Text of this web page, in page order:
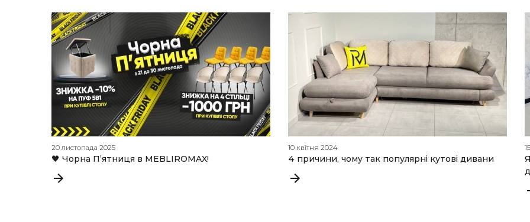
20 листопада 2025
🖤 Чорна П’ятниця в MEBLIROMAX!
10 квітня 2024
4 причини, чому так популярні кутові дивани